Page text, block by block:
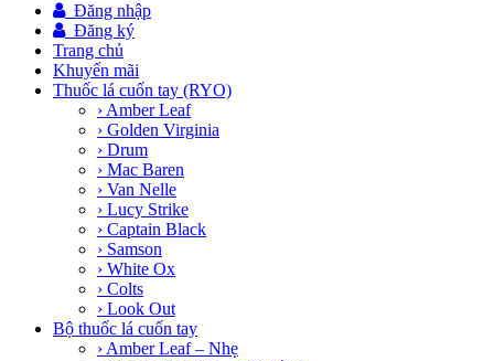
Đăng nhập
Đăng ký
Trang chủ
Khuyến mãi
Thuốc lá cuốn tay (RYO)
› Amber Leaf
› Golden Virginia
› Drum
› Mac Baren
› Van Nelle
› Lucy Strike
› Captain Black
› Samson
› White Ox
› Colts
› Look Out
Bộ thuốc lá cuốn tay
› Amber Leaf – Nhẹ